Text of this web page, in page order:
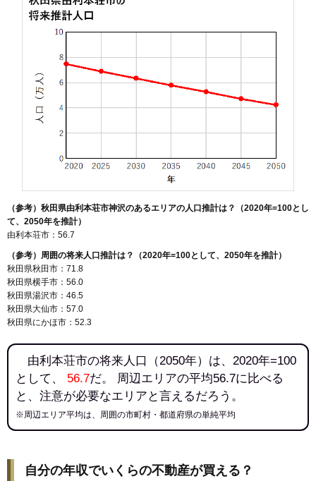
（参考）秋田県由利本荘市神沢のあるエリアの人口推計は？（2020年=100とし
て、2050年を推計）
由利本荘市：56.7
（参考）周囲の将来人口推計は？（2020年=100として、2050年を推計）
秋田県秋田市：71.8
秋田県横手市：56.0
秋田県湯沢市：46.5
秋田県大仙市：57.0
秋田県にかほ市：52.3
由利本荘市の将来人口（2050年）は、2020年=100
として、 56.7だ。 周辺エリアの平均56.7に比べる
と、注意が必要なエリアと言えるだろう。
※周辺エリア平均は、周囲の市町村・都道府県の単純平均
自分の年収でいくらの不動産が買える？